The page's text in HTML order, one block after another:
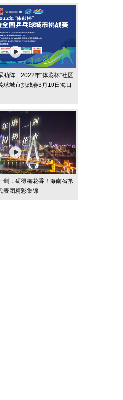
助阵！2022年“体彩杯”社区
球城市挑战赛3月10日海口
剑，砺得梅花香！海南省第
表团精彩集锦